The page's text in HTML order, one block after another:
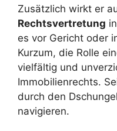
Zusätzlich wirkt er
Rechtsvertretung
es vor Gericht oder
Kurzum, die Rolle
vielfältig und
Immobilienrechts.
durch den
navigieren.